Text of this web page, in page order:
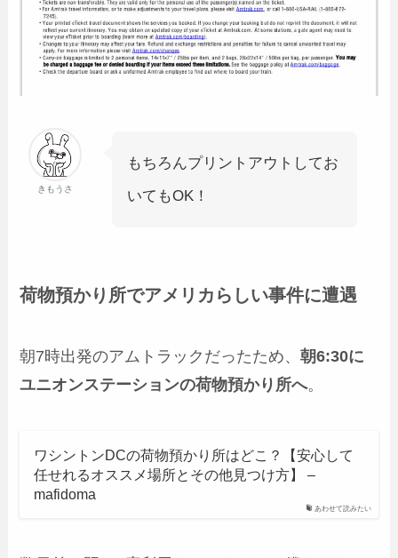
きもうさ
もちろんプリントアウトしてお
いてもOK！
荷物預かり所でアメリカらしい事件に遭遇
朝7時出発のアムトラックだったため、朝6:30に
ユニオンステーションの荷物預かり所へ。
あわせて読みたい
ワシントンDCの荷物預かり所はどこ？【安心して
任せれるオススメ場所とその他見つけ方】 –
mafidoma